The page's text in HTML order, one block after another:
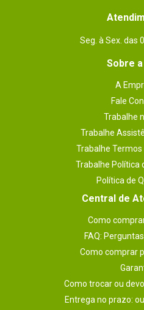
Seg. à Sex. das
Sobre
A
Fale
Trabalhe
Trabalhe
Trabalhe Termos
Trabalhe Política
Política de
Central de
Como
FAQ:
Como comprar
Como trocar ou
Entrega no prazo: